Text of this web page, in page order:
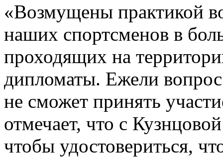
«Возмущены практикой
наших спортсменов в
проходящих на
дипломаты. Ежели
не сможет принять
отмечает, что с
чтобы удостовериться,